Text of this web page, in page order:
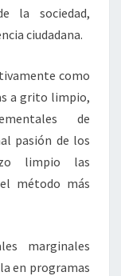
la sociedad,
ciudadana.
como
a grito limpio,
de
pasión de los
limpio las
método más
marginales
en programas